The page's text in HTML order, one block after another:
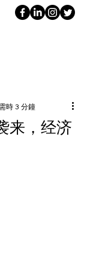
来，经济
時 3 分鐘